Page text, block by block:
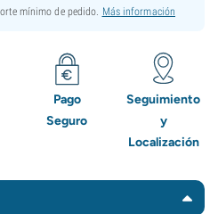
mínimo de pedido. Más información
Pago
Seguro
Seguimiento
y
Localización